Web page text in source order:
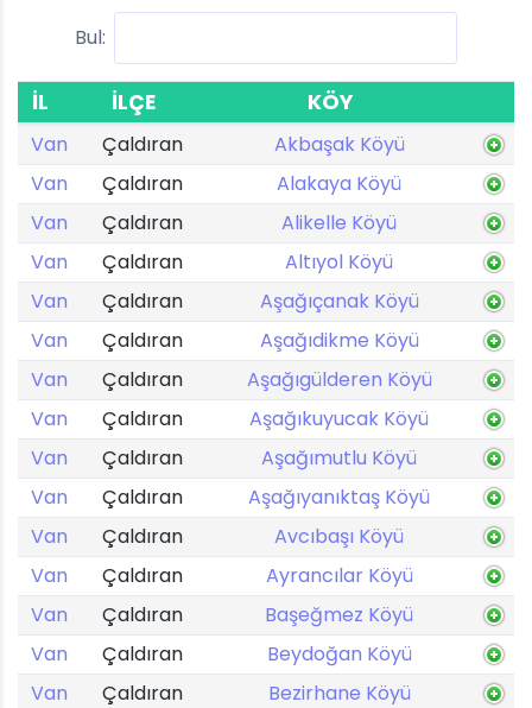
Bul:
İL İLÇE KÖY
Van Çaldıran
Akbaşak Köyü
Van
Çaldıran
Alakaya Köyü
Van
Çaldıran
Alikelle Köyü
Van
Çaldıran
Altıyol Köyü
Van
Çaldıran
Aşağıçanak Köyü
Van
Çaldıran
Aşağıdikme Köyü
Van
Çaldıran
Aşağıgülderen Köyü
Van
Çaldıran
Aşağıkuyucak Köyü
Van
Çaldıran
Aşağımutlu Köyü
Van
Çaldıran
Aşağıyanıktaş Köyü
Van
Çaldıran
Avcıbaşı Köyü
Van
Çaldıran
Ayrancılar Köyü
Van
Çaldıran
Başeğmez Köyü
Van
Çaldıran
Beydoğan Köyü
Van
Çaldıran
Bezirhane Köyü